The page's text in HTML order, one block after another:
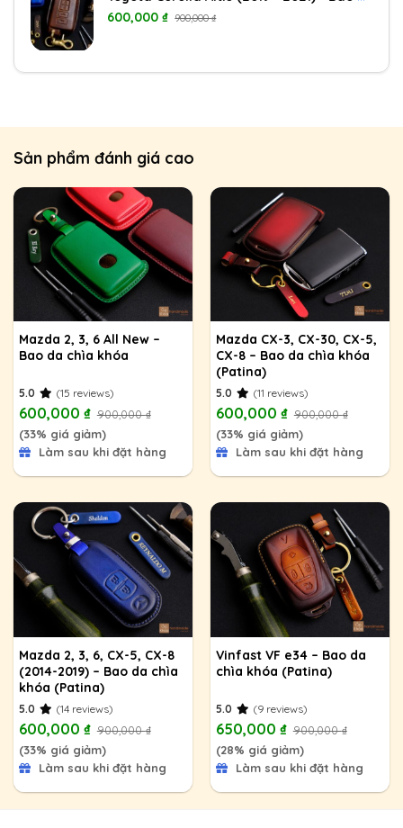
600,000₫ 900,000₫
Sản phẩm đánh giá cao
Mazda 2, 3, 6 All New –
Bao da chìa khóa
5.0 (15 reviews)
600,000 ₫ 900,000₫
(33% giá giảm)
Làm sau khi đặt hàng
Mazda CX-3, CX-30, CX-5,
CX-8 – Bao da chìa khóa
(Patina)
5.0 (11 reviews)
600,000 ₫ 900,000₫
(33% giá giảm)
Làm sau khi đặt hàng
Mazda 2, 3, 6, CX-5, CX-8
(2014-2019) – Bao da chìa
khóa (Patina)
5.0 (14 reviews)
600,000 ₫ 900,000₫
(33% giá giảm)
Làm sau khi đặt hàng
Vinfast VF e34 – Bao da
chìa khóa (Patina)
5.0 (9 reviews)
650,000 ₫ 900,000₫
(28% giá giảm)
Làm sau khi đặt hàng